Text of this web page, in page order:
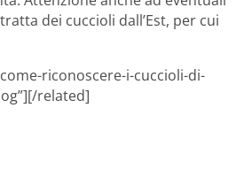
dei cuccioli dall’Est, per cui
riconoscere-i-cuccioli-di-
related]